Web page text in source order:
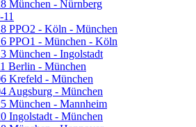
München - Nürnberg
PPO2 - Köln - München
PPO1 - München - Köln
München - Ingolstadt
Berlin - München
Krefeld - München
Augsburg - München
München - Mannheim
Ingolstadt - München